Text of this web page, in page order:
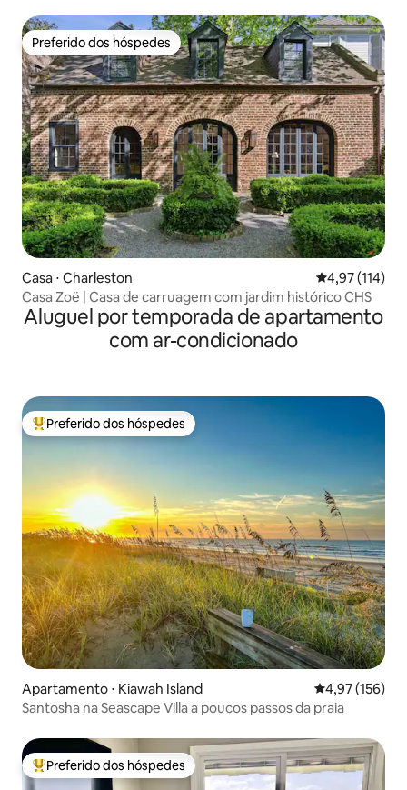
Preferido dos hóspedes
Preferido dos hóspedes
Casa ⋅ Charleston 4,97 de uma
4,97 (114)
Casa Zoë | Casa de carruagem com jardim histórico CHS
Aluguel por temporada de apartamento
com ar-condicionado
Entre os melhores preferidos dos hóspedes
Preferido dos hóspedes
Apartamento ⋅ Kiawah Island 4,97 de uma
4,97 (156)
Santosha na Seascape Villa a poucos passos da praia
Entre os melhores preferidos dos hóspedes
Preferido dos hóspedes